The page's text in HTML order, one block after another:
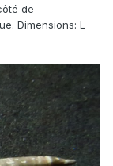
de
Dimensions: L